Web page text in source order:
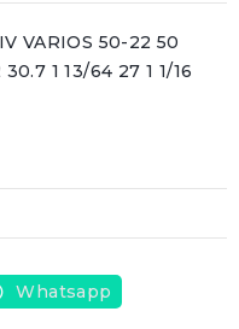
VARIOS 50-22 50
1 13/64 27 1 1/16
Whatsapp